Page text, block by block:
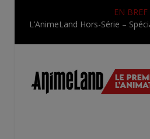
EN BREF